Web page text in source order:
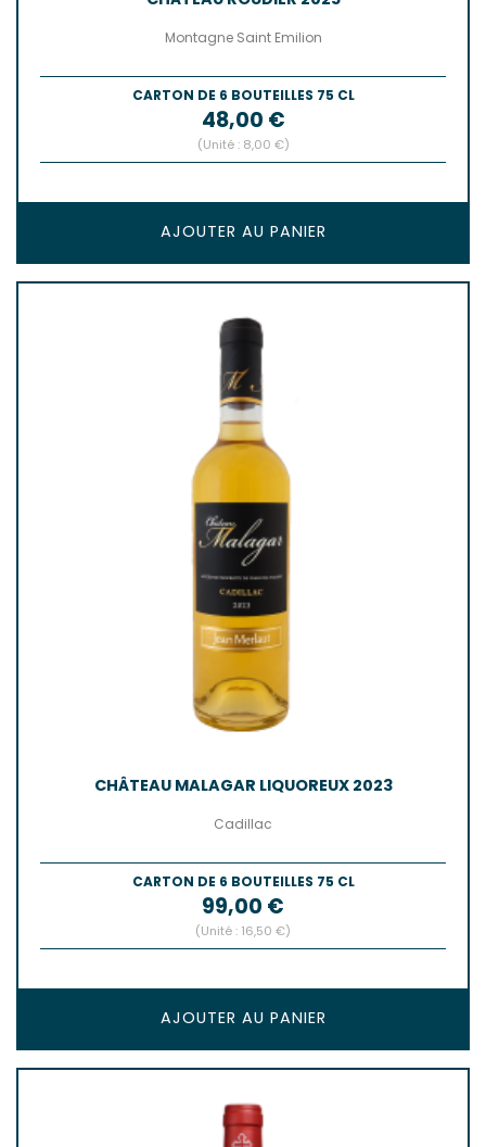
Montagne Saint Emilion
CARTON DE 6 BOUTEILLES 75 CL
Prix
48,00 €
(Unité : 8,00 €)
AJOUTER AU PANIER
CHÂTEAU MALAGAR LIQUOREUX 2023
Cadillac
CARTON DE 6 BOUTEILLES 75 CL
Prix
99,00 €
(Unité : 16,50 €)
AJOUTER AU PANIER